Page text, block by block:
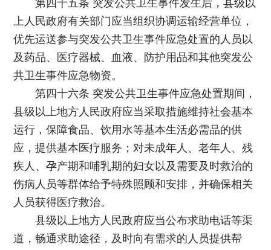
第四十五条 突发公共卫生事件发生后，县级以
上人民政府有关部门应当组织协调运输经营单位，
优先运送参与突发公共卫生事件应急处置的人员以
及药品、医疗器械、血液、防护用品和其他突发公
共卫生事件应急物资。
第四十六条 突发公共卫生事件应急处置期间，
县级以上地方人民政府应当采取措施维持社会基本
运行，保障食品、饮用水等基本生活必需品的供
应，提供基本医疗服务；对未成年人、老年人、残
疾人、孕产期和哺乳期的妇女以及需要及时救治的
伤病人员等群体给予特殊照顾和安排，并确保相关
人员获得医疗救治。
县级以上地方人民政府应当公布求助电话等渠
道，畅通求助途径，及时向有需求的人员提供帮